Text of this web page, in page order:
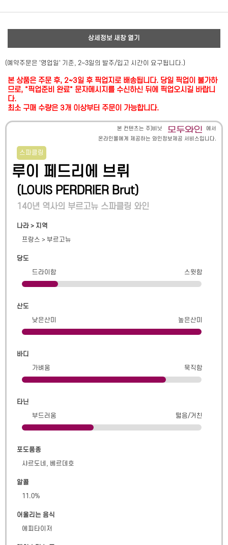
상세정보 새창 열기
(예약주문은 '영업일' 기준, 2~3일의 발주/입고 시간이 요구됩니다.)
본 상품은 주문 후, 2~3일 후 픽업지로 배송됩니다. 당일 픽업이 불가하
므로, "픽업준비 완료" 문자메시지를 수신하신 뒤에 픽업오시길 바랍니
다.
최소 구매 수량은 3개 이상부터 주문이 가능합니다.
본 컨텐츠는 주)비닛
에서
온라인몰에게 제공하는 와인정보제공 서비스입니다.
스파클링
루이 페드리에 브뤼
(LOUIS PERDRIER Brut)
140년 역사의 부르고뉴 스파클링 와인
나라 > 지역
프랑스 > 부르고뉴
당도
드라이함
스윗함
산도
낮은산미
높은산미
바디
가벼움
묵직함
타닌
부드러움
떫음/거친
포도품종
샤르도네, 베르데호
알콜
11.0%
어울리는 음식
에피타이저